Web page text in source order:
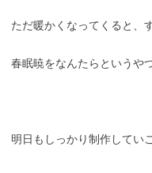
ただ暖かくなってくると、
春眠暁をなんたらというや
明日もしっかり制作してい